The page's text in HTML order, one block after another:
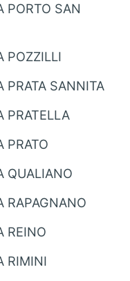
PORTO SAN
POZZILLI
PRATA SANNITA
PRATELLA
PRATO
QUALIANO
RAPAGNANO
REINO
RIMINI